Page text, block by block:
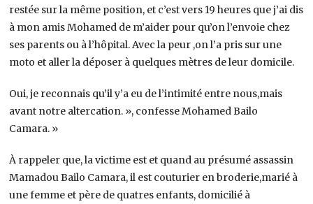
restée sur la même position, et c’est vers 19 heures que j’ai dis
à mon amis Mohamed de m’aider pour qu’on l’envoie chez
ses parents ou à l’hôpital. Avec la peur ,on l’a pris sur une
moto et aller la déposer à quelques mètres de leur domicile.
Oui, je reconnais qu’il y’a eu de l’intimité entre nous,mais
avant notre altercation. », confesse Mohamed Bailo
Camara. »
À rappeler que, la victime est et quand au présumé assassin
Mamadou Bailo Camara, il est couturier en broderie,marié à
une femme et père de quatres enfants, domicilié à